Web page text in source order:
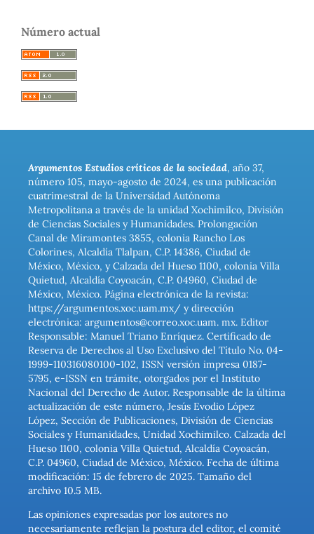
Número actual
Argumentos Estudios críticos de la sociedad, año 37,
número 105, mayo-agosto de 2024, es una publicación
cuatrimestral de la Universidad Autónoma
Metropolitana a través de la unidad Xochimilco, División
de Ciencias Sociales y Humanidades. Prolongación
Canal de Miramontes 3855, colonia Rancho Los
Colorines, Alcaldía Tlalpan, C.P. 14386, Ciudad de
México, México, y Calzada del Hueso 1100, colonia Villa
Quietud, Alcaldía Coyoacán, C.P. 04960, Ciudad de
México, México. Página electrónica de la revista:
https://argumentos.xoc.uam.mx/ y dirección
electrónica: argumentos@correo.xoc.uam. mx. Editor
Responsable: Manuel Triano Enríquez. Certificado de
Reserva de Derechos al Uso Exclusivo del Título No. 04-
1999-110316080100-102, ISSN versión impresa 0187-
5795, e-ISSN en trámite, otorgados por el Instituto
Nacional del Derecho de Autor. Responsable de la última
actualización de este número, Jesús Evodio López
López, Sección de Publicaciones, División de Ciencias
Sociales y Humanidades, Unidad Xochimilco. Calzada del
Hueso 1100, colonia Villa Quietud, Alcaldía Coyoacán,
C.P. 04960, Ciudad de México, México. Fecha de última
modificación: 15 de febrero de 2025. Tamaño del
archivo 10.5 MB.
Las opiniones expresadas por los autores no
necesariamente reflejan la postura del editor, el comité